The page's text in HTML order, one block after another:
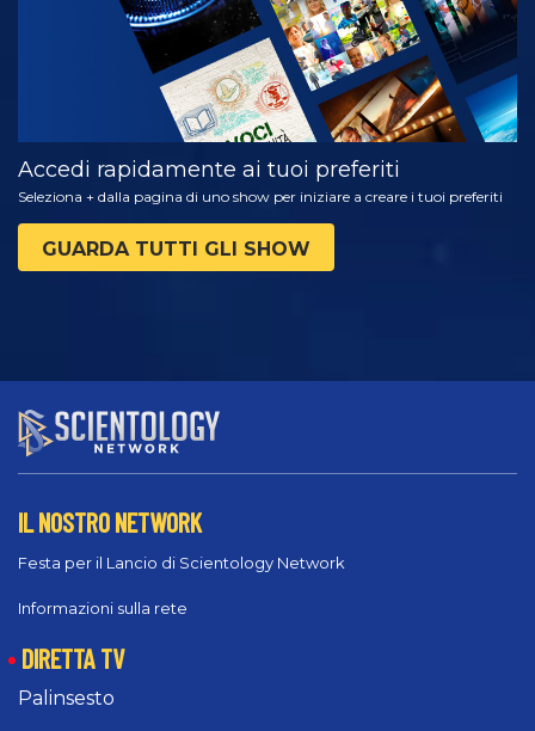
Accedi rapidamente ai tuoi preferiti
Seleziona + dalla pagina di uno show per iniziare a creare i tuoi preferiti
GUARDA TUTTI GLI SHOW
IL NOSTRO NETWORK
Festa per il Lancio di Scientology Network
Informazioni sulla rete
DIRETTA TV
Palinsesto